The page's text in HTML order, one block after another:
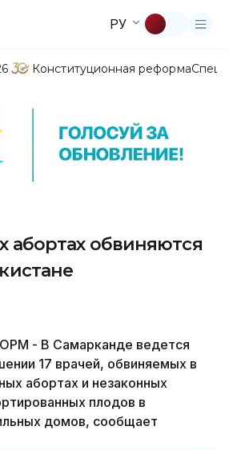
РУ
Конституционная реформа
абортах обвиняются
- В Самарканде ведется
17 врачей, обвиняемых в
абортах и незаконных
плодов в
домов, сообщает